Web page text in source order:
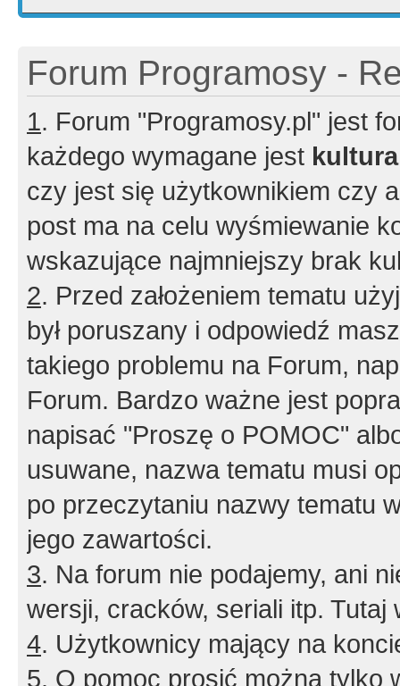
Forum Programosy -
1. Forum "Programosy.pl" jest
każdego wymagane jest
czy jest się użytkownikiem czy
post ma na celu wyśmiewanie
wskazujące najmniejszy brak
2. Przed założeniem tematu
był poruszany i odpowiedź
takiego problemu na Forum,
Forum. Bardzo ważne jest
napisać "Proszę o POMOC"
usuwane, nazwa tematu musi
po przeczytaniu nazwy tematu
jego zawartości.
3. Na forum nie podajemy, ani
wersji, cracków, seriali itp. Tutaj
4. Użytkownicy mający na
5. O pomoc prosić można tylko